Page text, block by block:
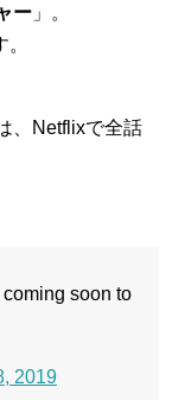
ー 」。
、Netflixで全話
coming soon to
2019